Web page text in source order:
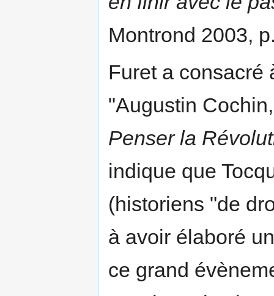
Montrond 2003,
Furet a consacré
"Augustin
Penser la
indique que
(historiens "de
à avoir élaboré
ce grand